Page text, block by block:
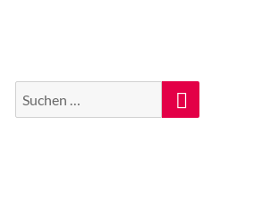
Suche
nach:
Suchen